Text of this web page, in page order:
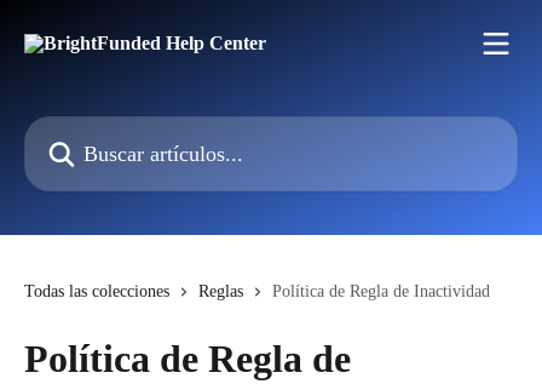
Buscar artículos...
Todas las colecciones Reglas Política de Regla de Inactividad
Política de Regla de